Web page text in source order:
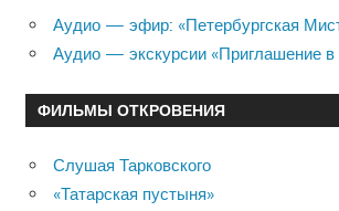
Аудио — эфир: «Петербургская
Аудио — экскурсии «Приглашение в
ФИЛЬМЫ ОТКРОВЕНИЯ
Слушая Тарковского
«Татарская пустыня»